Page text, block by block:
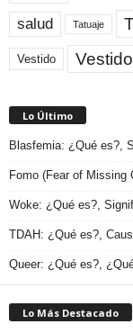
salud Tatuaje
Vestido
Lo Último
Blasfemia: ¿Qué es?,
Fomo (Fear of Missing
Woke: ¿Qué es?,
TDAH: ¿Qué es?,
Queer: ¿Qué es?,
Lo Más Destacado